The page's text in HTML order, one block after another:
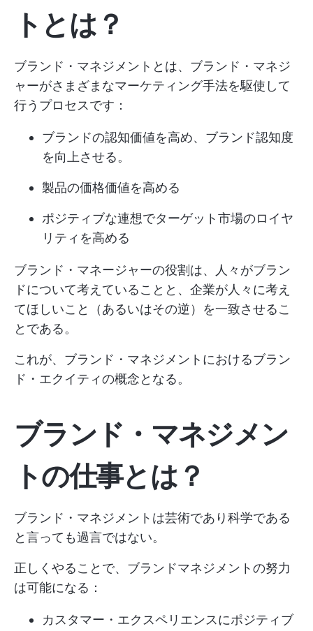
トとは？
ブランド・マネジメントとは、ブランド・マネジ
ャーがさまざまなマーケティング手法を駆使して
行うプロセスです：
ブランドの認知価値を高め、ブランド認知度
を向上させる。
製品の価格価値を高める
ポジティブな連想でターゲット市場のロイヤ
リティを高める
ブランド・マネージャーの役割は、人々がブラン
ドについて考えていることと、企業が人々に考え
てほしいこと（あるいはその逆）を一致させるこ
とである。
これが、ブランド・マネジメントにおけるブラン
ド・エクイティの概念となる。
ブランド・マネジメン
トの仕事とは？
ブランド・マネジメントは芸術であり科学である
と言っても過言ではない。
正しくやることで、ブランドマネジメントの努力
は可能になる：
カスタマー・エクスペリエンスにポジティブ